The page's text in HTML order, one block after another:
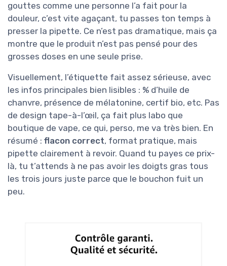
gouttes comme une personne l’a fait pour la
douleur, c’est vite agaçant, tu passes ton temps à
presser la pipette. Ce n’est pas dramatique, mais ça
montre que le produit n’est pas pensé pour des
grosses doses en une seule prise.
Visuellement, l’étiquette fait assez sérieuse, avec
les infos principales bien lisibles : % d’huile de
chanvre, présence de mélatonine, certif bio, etc. Pas
de design tape-à-l’œil, ça fait plus labo que
boutique de vape, ce qui, perso, me va très bien. En
résumé : flacon correct, format pratique, mais
pipette clairement à revoir. Quand tu payes ce prix-
là, tu t’attends à ne pas avoir les doigts gras tous
les trois jours juste parce que le bouchon fuit un
peu.